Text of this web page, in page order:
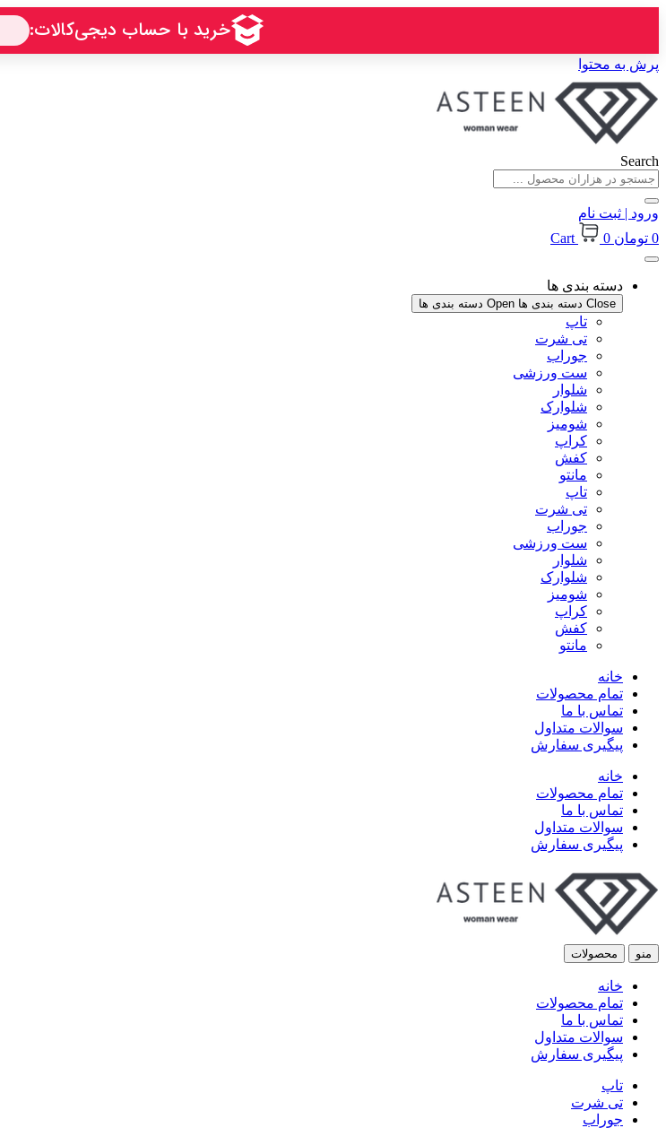
پرش به محتوا
Search
ورود | ثبت نام
0 تومان 0
Cart
دسته بندی ها
Close دسته بندی ها Open دسته بندی ها
تاپ
تی شرت
جوراب
ست ورزشی
شلوار
شلوارک
شومیز
کراپ
کفش
مانتو
تاپ
تی شرت
جوراب
ست ورزشی
شلوار
شلوارک
شومیز
کراپ
کفش
مانتو
خانه
تمام محصولات
تماس با ما
سوالات متداول
پیگیری سفارش
خانه
تمام محصولات
تماس با ما
سوالات متداول
پیگیری سفارش
منو محصولات
خانه
تمام محصولات
تماس با ما
سوالات متداول
پیگیری سفارش
تاپ
تی شرت
جوراب